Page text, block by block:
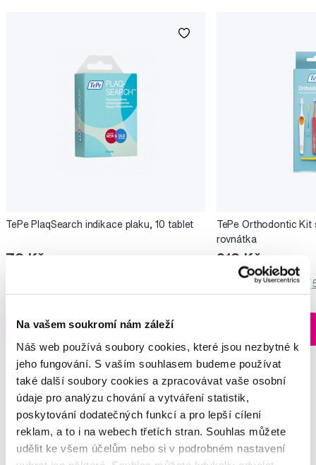
Na vašem soukromí nám záleží
Náš web používá soubory cookies, které jsou nezbytné k
jeho fungování. S vaším souhlasem budeme používat
také další soubory cookies a zpracovávat vaše osobní
údaje pro analýzu chování a vytváření statistik,
poskytování dodatečných funkcí a pro lepší cílení
reklam, a to i na webech třetích stran. Souhlas můžete
udělit ke všem účelům nebo si v podrobném nastavení
TePe PlaqSearch indikace plaku, 10 tablet
79 Kč
Do košíku
Ihned na
13 prodejnách
TePe Orthodontic Kit
rovnátka
219 Kč
5,0/5
Vybrané dotazy a články